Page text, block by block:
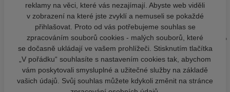
reklamy na věci, které vás nezajímají. Abyste web viděli
v zobrazení na které jste zvyklí a nemuseli se pokaždé
přihlašovat. Proto od vás potřebujeme souhlas se
zpracováním souborů cookies - malých souborů, které
se dočasně ukládají ve vašem prohlížeči. Stisknutím tlačítka
„V pořádku“ souhlasíte s nastavením cookies tak, abychom
vám poskytovali smysluplné a užitečné služby na základě
vašich údajů. Svůj souhlas můžete kdykoli změnit na stránce